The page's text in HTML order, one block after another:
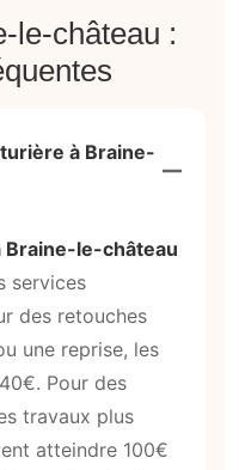
le-château :
à Braine-
le-château
services
des retouches
une reprise, les
Pour des
travaux plus
atteindre 100€